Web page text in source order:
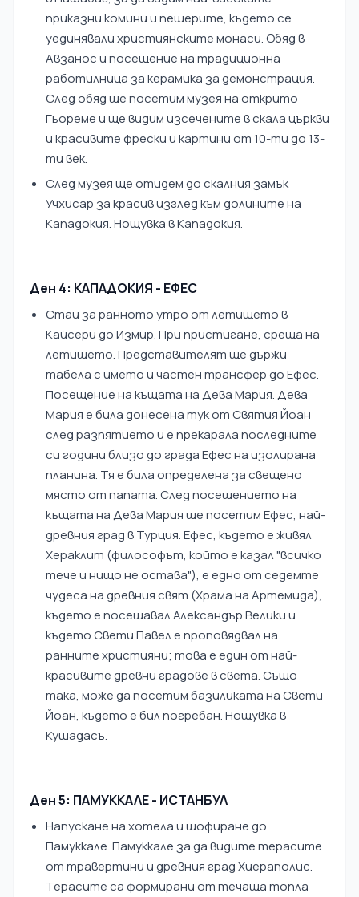
приказни комини и пещерите, където се
уединявали християнските монаси. Обяд в
Авзанос и посещение на традиционна
работилница за керамика за демонстрация.
След обяд ще посетим музея на открито
Гьореме и ще видим изсечените в скала църкви
и красивите фрески и картини от 10-ти до 13-
ти век.
След музея ще отидем до скалния замък
Учхисар за красив изглед към долините на
Кападокия. Нощувка в Кападокия.
Ден 4: КАПАДОКИЯ - ЕФЕС
Стаи за ранното утро от летището в
Кайсери до Измир. При пристигане, среща на
летището. Представителят ще държи
табела с името и частен трансфер до Ефес.
Посещение на къщата на Дева Мария. Дева
Мария е била донесена тук от Святия Йоан
след разпятието и е прекарала последните
си години близо до града Ефес на изолирана
планина. Тя е била определена за свещено
място от папата. След посещението на
къщата на Дева Мария ще посетим Ефес, най-
древния град в Турция. Ефес, където е живял
Хераклит (философът, който е казал "всичко
тече и нищо не остава"), е едно от седемте
чудеса на древния свят (Храма на Артемида),
където е посещавал Александър Велики и
където Свети Павел е проповядвал на
ранните християни; това е един от най-
красивите древни градове в света. Също
така, може да посетим базиликата на Свети
Йоан, където е бил погребан. Нощувка в
Кушадасъ.
Ден 5: ПАМУККАЛЕ - ИСТАНБУЛ
Напускане на хотела и шофиране до
Памуккале. Памуккале за да видите терасите
от травертини и древния град Хиераполис.
Терасите са формирани от течаща топла